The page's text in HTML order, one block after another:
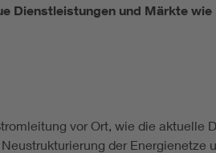
Dienstleistungen und Märkte
vor Ort, wie die aktuelle
der